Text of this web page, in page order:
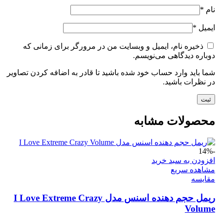
نام *
ایمیل *
ذخیره نام، ایمیل و وبسایت من در مرورگر برای زمانی که
دوباره دیدگاهی می‌نویسم.
شما باید وارد حساب خود شده باشید تا قادر به اضافه کردن تصاویر
در نظرات باشید.
محصولات مشابه
-14%
افزودن به سبد خرید
مشاهده سریع
مقایسه
ریمل حجم دهنده اسنس مدل I Love Extreme Crazy
Volume